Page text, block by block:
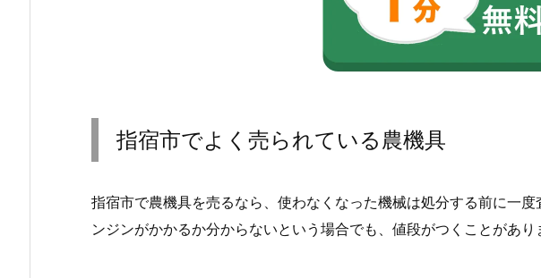
指宿市でよく売られている農機具
指宿市で農機具を売るなら、使わなくなった機械は処分する前に一
ンジンがかかるか分からないという場合でも、値段がつくことがあり